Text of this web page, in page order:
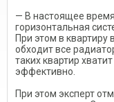
— В настоящее
горизонтальная
При этом в квартиру
обходит все
таких квартир
эффективно.
При этом эксперт